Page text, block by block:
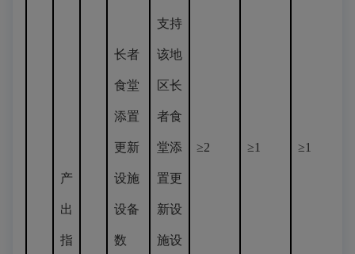
产
出
指
长者
食堂
添置
更新
设施
设备
数
支持
该地
区长
者食
堂添
置更
新设
施设
≥2 ≥1 ≥1